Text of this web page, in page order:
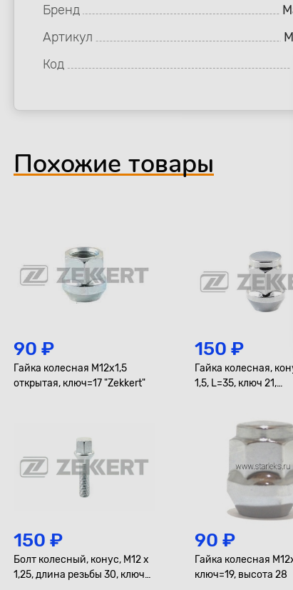
Бренд
Артикул
Код
Похожие товары
90 ₽
Гайка колесная M12x1,5
открытая, ключ=17 "Zekkert"
150 ₽
Гайка колесная,
1,5, L=35, ключ 21,
150 ₽
Болт колесный, конус, M12 x
1,25, длина резьбы 30, ключ
90 ₽
Гайка колесная
ключ=19, высота 28